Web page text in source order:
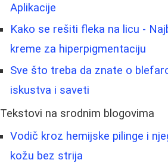
Aplikacije
Kako se rešiti fleka na licu -
kreme za hiperpigmentaciju
Sve što treba da znate o
iskustva i saveti
Tekstovi na srodnim blogovima
Vodič kroz hemijske pilinge i
kožu bez strija